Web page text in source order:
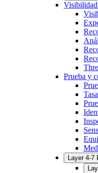
Visibilidad
Prueba y
Layer 4-7